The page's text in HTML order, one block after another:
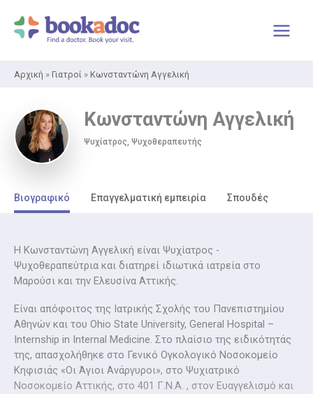
στο
περιεχόμενο
Αρχική » Γιατροί » Κωνσταντώνη Αγγελική
Κωνσταντώνη Αγγελική
Ψυχίατρος, Ψυχοθεραπευτής
Βιογραφικό Επαγγελματική εμπειρία Σπουδές
Η Κωνσταντώνη Αγγελική είναι Ψυχίατρος -
Ψυχοθεραπεύτρια και διατηρεί ιδιωτικά ιατρεία στο
Μαρούσι και την Ελευσίνα Αττικής.
Είναι απόφοιτος της Ιατρικής Σχολής του Πανεπιστημίου
Αθηνών και του Ohio State University, General Hospital –
Internship in Internal Medicine. Στο πλαίσιο της ειδικότητάς
της, απασχολήθηκε στο Γενικό Ογκολογικό Νοσοκομείο
Κηφισιάς «Οι Άγιοι Ανάργυροι», στο Ψυχιατρικό
Νοσοκομείο Αττικής, στο 401 Γ.Ν.Α. , στον Ευαγγελισμό και